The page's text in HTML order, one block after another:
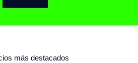
más destacados